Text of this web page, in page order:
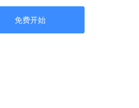
免费开始